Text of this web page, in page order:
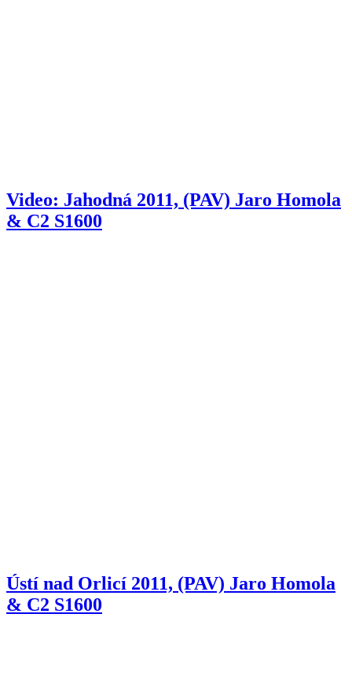
Video: Jahodná 2011, (PAV) Jaro Homola
& C2 S1600
Ústí nad Orlicí 2011, (PAV) Jaro Homola
& C2 S1600